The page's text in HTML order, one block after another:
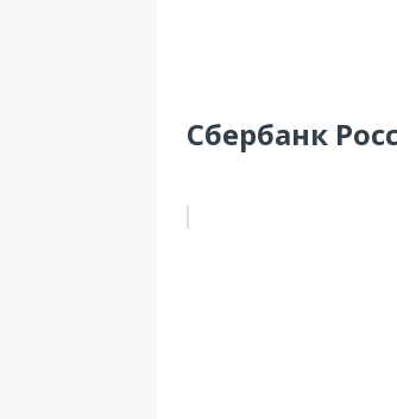
Сбербанк